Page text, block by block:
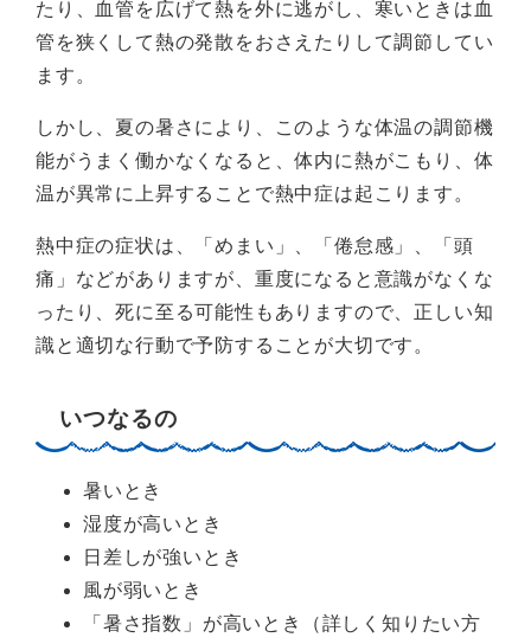
たり、血管を広げて熱を外に逃がし、寒いときは血
管を狭くして熱の発散をおさえたりして調節してい
ます。
しかし、夏の暑さにより、このような体温の調節機
能がうまく働かなくなると、体内に熱がこもり、体
温が異常に上昇することで熱中症は起こります。
熱中症の症状は、「めまい」、「倦怠感」、「頭
痛」などがありますが、重度になると意識がなくな
ったり、死に至る可能性もありますので、正しい知
識と適切な行動で予防することが大切です。
いつなるの
暑いとき
湿度が高いとき
日差しが強いとき
風が弱いとき
「暑さ指数」が高いとき（詳しく知りたい方